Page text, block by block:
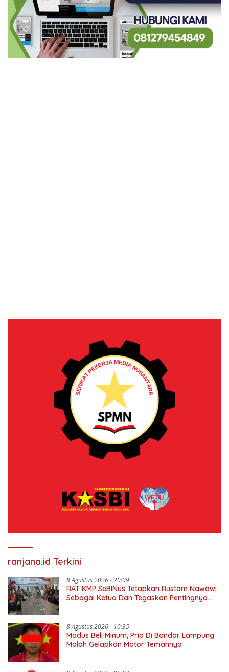
ranjana.id Terkini
8 Agustus 2026 - 20:09
RAT KMP SeBINus Tetapkan Rustam Nawawi
Sebagai Ketua Dan Tegaskan Pentingnya
8 Agustus 2026 - 10:35
Modus Beli Minum, Pria Di Bandar Lampung
Malah Gelapkan Motor Temannya